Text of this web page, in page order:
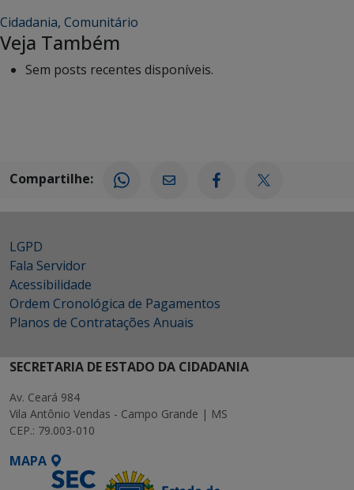
Cidadania, Comunitário
Veja Também
Sem posts recentes disponíveis.
Compartilhe:
LGPD
Fala Servidor
Acessibilidade
Ordem Cronológica de Pagamentos
Planos de Contratações Anuais
SECRETARIA DE ESTADO DA CIDADANIA
Av. Ceará 984
Vila Antônio Vendas - Campo Grande | MS
CEP.: 79.003-010
MAPA